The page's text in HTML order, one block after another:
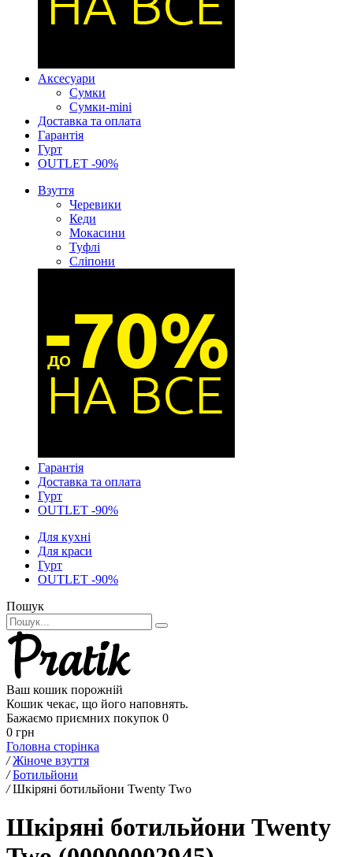
Аксесуари
Сумки
Сумки-mini
Доставка та оплата
Гарантія
Гурт
OUTLET -90%
Взуття
Черевики
Кеди
Мокасини
Туфлі
Сліпони
Гарантія
Доставка та оплата
Гурт
OUTLET -90%
Для кухні
Для краси
Гурт
OUTLET -90%
Пошук
Ваш кошик порожній
Кошик чекає, що його наповнять.
Бажаємо приємних покупок 0
0 грн
Головна сторінка
/ Жіноче взуття
/ Ботильйони
/ Шкіряні ботильйони Twenty Two
Шкіряні ботильйони Twenty